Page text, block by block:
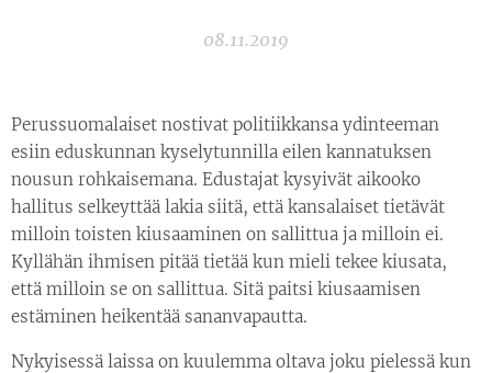
08.11.2019
Perussuomalaiset nostivat politiikkansa ydinteeman
esiin eduskunnan kyselytunnilla eilen kannatuksen
nousun rohkaisemana. Edustajat kysyivät aikooko
hallitus selkeyttää lakia siitä, että kansalaiset tietävät
milloin toisten kiusaaminen on sallittua ja milloin ei.
Kyllähän ihmisen pitää tietää kun mieli tekee kiusata,
että milloin se on sallittua. Sitä paitsi kiusaamisen
estäminen heikentää sananvapautta.
Nykyisessä laissa on kuulemma oltava joku pielessä kun